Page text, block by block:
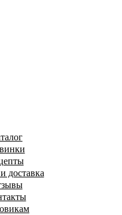
доставка